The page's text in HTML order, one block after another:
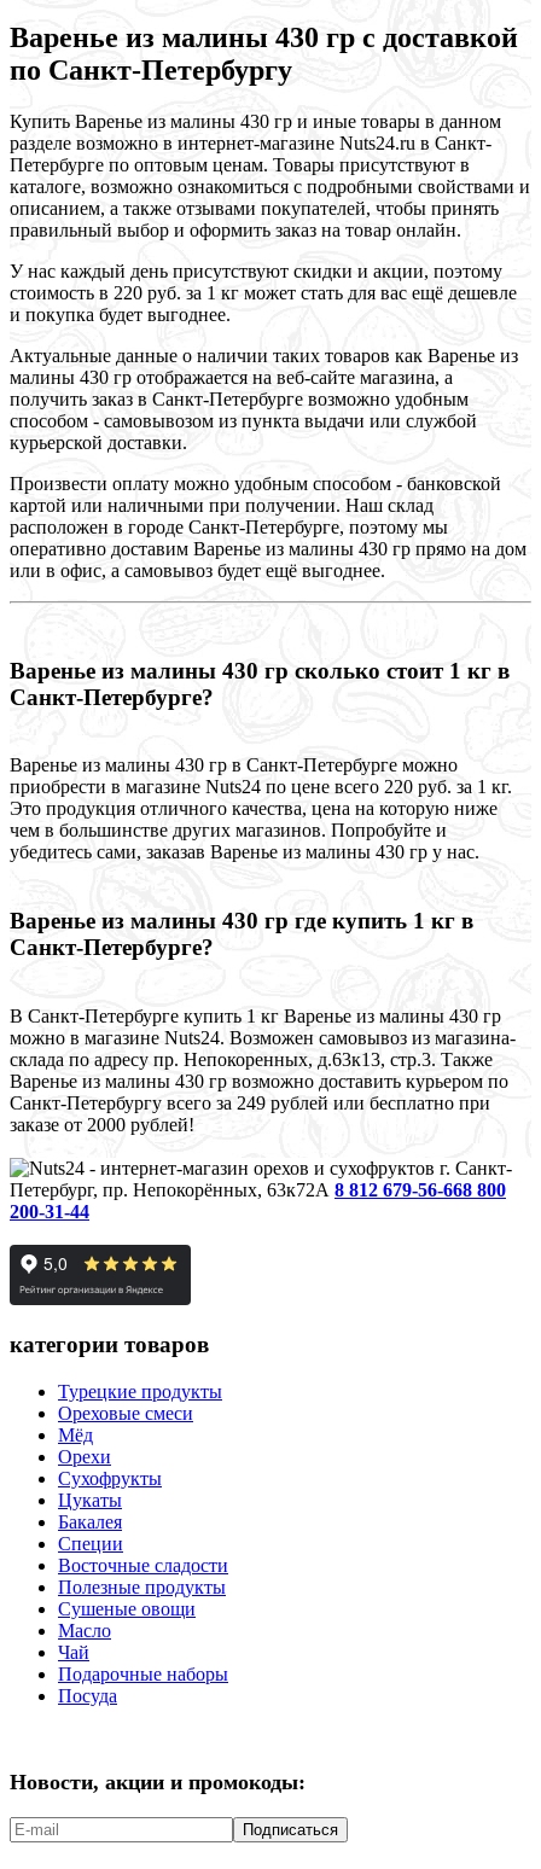
Варенье из малины 430 гр с доставкой
по Санкт-Петербургу
Купить Варенье из малины 430 гр и иные товары в данном
разделе возможно в интернет-магазине Nuts24.ru в Санкт-
Петербурге по оптовым ценам. Товары присутствуют в
каталоге, возможно ознакомиться с подробными свойствами и
описанием, а также отзывами покупателей, чтобы принять
правильный выбор и оформить заказ на товар онлайн.
У нас каждый день присутствуют скидки и акции, поэтому
стоимость в 220 руб. за 1 кг может стать для вас ещё дешевле
и покупка будет выгоднее.
Актуальные данные о наличии таких товаров как Варенье из
малины 430 гр отображается на веб-сайте магазина, а
получить заказ в Санкт-Петербурге возможно удобным
способом - самовывозом из пункта выдачи или службой
курьерской доставки.
Произвести оплату можно удобным способом - банковской
картой или наличными при получении. Наш склад
расположен в городе Санкт-Петербурге, поэтому мы
оперативно доставим Варенье из малины 430 гр прямо на дом
или в офис, а самовывоз будет ещё выгоднее.
Варенье из малины 430 гр сколько стоит 1 кг в
Санкт-Петербурге?
Варенье из малины 430 гр в Санкт-Петербурге можно
приобрести в магазине Nuts24 по цене всего 220 руб. за 1 кг.
Это продукция отличного качества, цена на которую ниже
чем в большинстве других магазинов. Попробуйте и
убедитесь сами, заказав Варенье из малины 430 гр у нас.
Варенье из малины 430 гр где купить 1 кг в
Санкт-Петербурге?
В Санкт-Петербурге купить 1 кг Варенье из малины 430 гр
можно в магазине Nuts24. Возможен самовывоз из магазина-
склада по адресу пр. Непокоренных, д.63к13, стр.3. Также
Варенье из малины 430 гр возможно доставить курьером по
Санкт-Петербургу всего за 249 рублей или бесплатно при
заказе от 2000 рублей!
г. Санкт-
Петербург, пр. Непокорённых, 63к72А 8 812 679-56-668 800
200-31-44
категории товаров
Турецкие продукты
Ореховые смеси
Мёд
Орехи
Сухофрукты
Цукаты
Бакалея
Специи
Восточные сладости
Полезные продукты
Сушеные овощи
Масло
Чай
Подарочные наборы
Посуда
Новости, акции и промокоды:
Подписаться